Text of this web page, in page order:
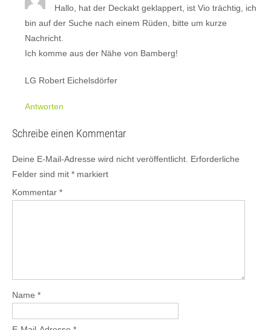
Hallo, hat der Deckakt geklappert, ist Vio trächtig, ich
bin auf der Suche nach einem Rüden, bitte um kurze
Nachricht.
Ich komme aus der Nähe von Bamberg!
LG Robert Eichelsdörfer
Antworten
Schreibe einen Kommentar
Deine E-Mail-Adresse wird nicht veröffentlicht. Erforderliche
Felder sind mit * markiert
Kommentar *
Name *